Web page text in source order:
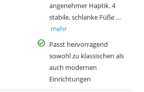
angenehmer Haptik. 4
stabile, schlanke Füße …
mehr
Passt hervorragend
sowohl zu klassischen als
auch modernen
Einrichtungen